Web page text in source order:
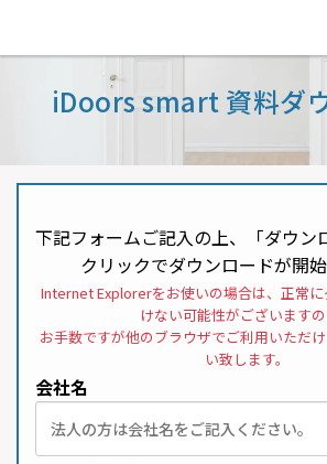
iDoors smart 資料ダ
下記フォームご記入の上、「ダウン
クリックでダウンロードが開始
Internet Explorerをお使いの場合は、正常
けない可能性がございますの
お手数ですが他のブラウザでご利用いただ
い致します。
会社名